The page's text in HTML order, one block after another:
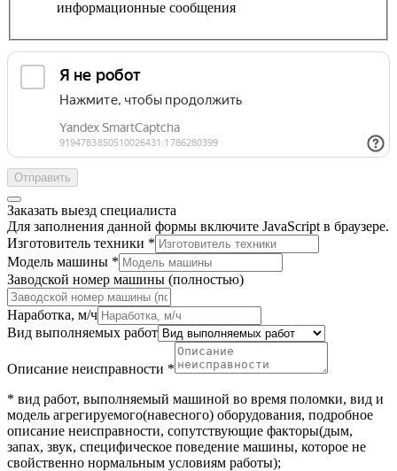
информационные сообщения
Отправить
Заказать выезд специалиста
Для заполнения данной формы включите JavaScript в браузере.
Изготовитель техники *
Модель машины *
Заводской номер машины (полностью)
Телефон
данных
Наработка, м/ч
Вид выполняемых работ
Описание неисправности *
* вид работ, выполняемый машиной во время поломки, вид и
модель агрегируемого(навесного) оборудования, подробное
описание неисправности, сопутствующие факторы(дым,
запах, звук, специфическое поведение машины, которое не
свойственно нормальным условиям работы);